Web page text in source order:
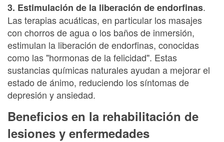
3. Estimulación de la liberación de endorfinas.
Las terapias acuáticas, en particular los masajes
con chorros de agua o los baños de inmersión,
estimulan la liberación de endorfinas, conocidas
como las "hormonas de la felicidad". Estas
sustancias químicas naturales ayudan a mejorar el
estado de ánimo, reduciendo los síntomas de
depresión y ansiedad.
Beneficios en la rehabilitación de
lesiones y enfermedades